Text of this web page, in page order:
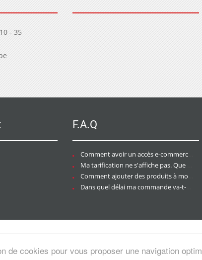
cookies pour vous proposer une navigation
- 35
F.A.Q
Comment avoir un accès e-commerce ?
Ma tarification ne s'affiche pas. Que dois-je faire ?
Comment ajouter des produits à mon panier ?
Dans quel délai ma commande va-t-elle être traitée ?